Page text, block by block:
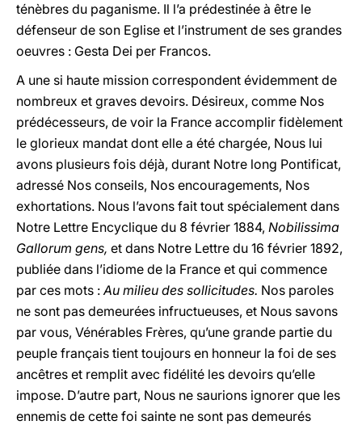
ténèbres du paganisme. Il l’a prédestinée à être le
défenseur de son Eglise et l’instrument de ses grandes
oeuvres : Gesta Dei per Francos.
A une si haute mission correspondent évidemment de
nombreux et graves devoirs. Désireux, comme Nos
prédécesseurs, de voir la France accomplir fidèlement
le glorieux mandat dont elle a été chargée, Nous lui
avons plusieurs fois déjà, durant Notre long Pontificat,
adressé Nos conseils, Nos encouragements, Nos
exhortations. Nous l’avons fait tout spécialement dans
Notre Lettre Encyclique du 8 février 1884, Nobilissima
Gallorum gens, et dans Notre Lettre du 16 février 1892,
publiée dans l’idiome de la France et qui commence
par ces mots :Au milieu des sollicitudes. Nos paroles
ne sont pas demeurées infructueuses, et Nous savons
par vous, Vénérables Frères, qu’une grande partie du
peuple français tient toujours en honneur la foi de ses
ancêtres et remplit avec fidélité les devoirs qu’elle
impose. D’autre part, Nous ne saurions ignorer que les
ennemis de cette foi sainte ne sont pas demeurés